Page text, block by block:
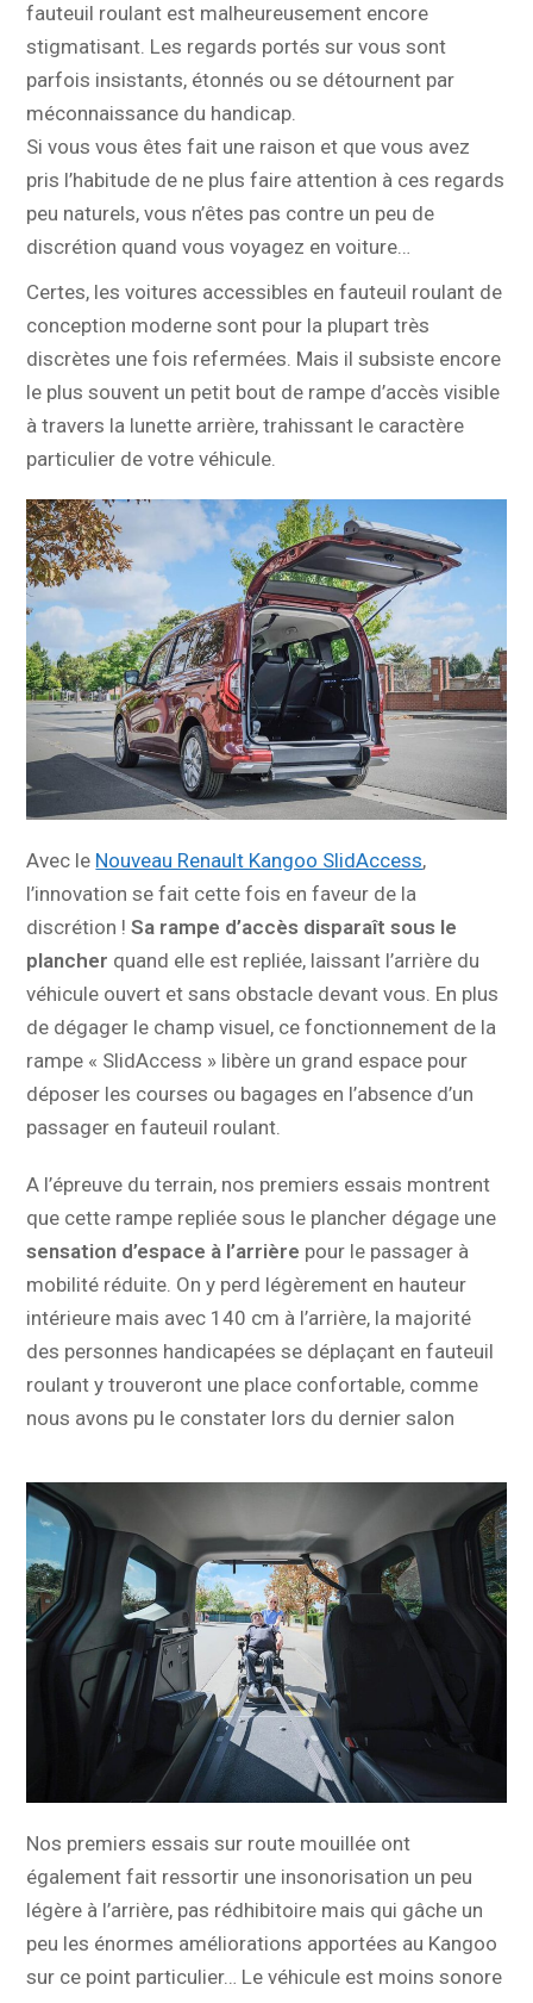
fauteuil roulant est malheureusement encore
stigmatisant. Les regards portés sur vous sont
parfois insistants, étonnés ou se détournent par
méconnaissance du handicap.
Si vous vous êtes fait une raison et que vous avez
pris l’habitude de ne plus faire attention à ces regards
peu naturels, vous n’êtes pas contre un peu de
discrétion quand vous voyagez en voiture…
Certes, les voitures accessibles en fauteuil roulant de
conception moderne sont pour la plupart très
discrètes une fois refermées. Mais il subsiste encore
le plus souvent un petit bout de rampe d’accès visible
à travers la lunette arrière, trahissant le caractère
particulier de votre véhicule.
Avec le Nouveau Renault Kangoo SlidAccess,
l’innovation se fait cette fois en faveur de la
discrétion !Sa rampe d’accès disparaît sous le
plancher quand elle est repliée, laissant l’arrière du
véhicule ouvert et sans obstacle devant vous. En plus
de dégager le champ visuel, ce fonctionnement de la
rampe « SlidAccess » libère un grand espace pour
déposer les courses ou bagages en l’absence d’un
passager en fauteuil roulant.
A l’épreuve du terrain, nos premiers essais montrent
que cette rampe repliée sous le plancher dégage une
sensation d’espace à l’arrière pour le passager à
mobilité réduite. On y perd légèrement en hauteur
intérieure mais avec 140 cm à l’arrière, la majorité
des personnes handicapées se déplaçant en fauteuil
roulant y trouveront une place confortable, comme
nous avons pu le constater lors du dernier salon
Nos premiers essais sur route mouillée ont
également fait ressortir une insonorisation un peu
légère à l’arrière, pas rédhibitoire mais qui gâche un
peu les énormes améliorations apportées au Kangoo
sur ce point particulier… Le véhicule est moins sonore